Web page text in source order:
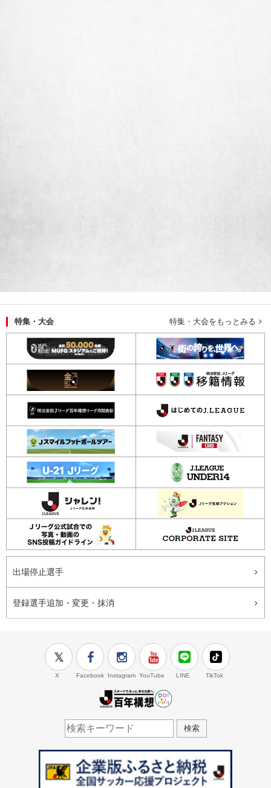
実施場所：
[地図]
実施時間：
特集・大会 特集・大会をもっとみる
出場停止選手
登録選手追加・変更・抹消
X Facebook Instagram YouTube LINE TikTok
検索